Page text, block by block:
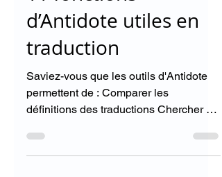
11 fonctions
d’Antidote utiles en
traduction
Saviez-vous que les outils d'Antidote
permettent de : Comparer les
définitions des traductions Chercher un